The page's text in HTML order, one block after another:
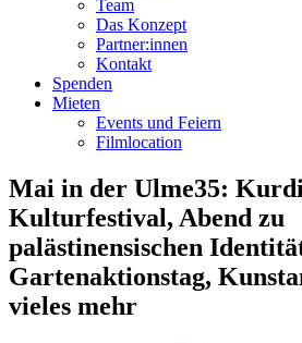
Team
Das Konzept
Partner:innen
Kontakt
Spenden
Mieten
Events und Feiern
Filmlocation
Mai in der Ulme35:
Kulturfestival, Abend zu
palästinensischen
Gartenaktionstag,
vieles mehr